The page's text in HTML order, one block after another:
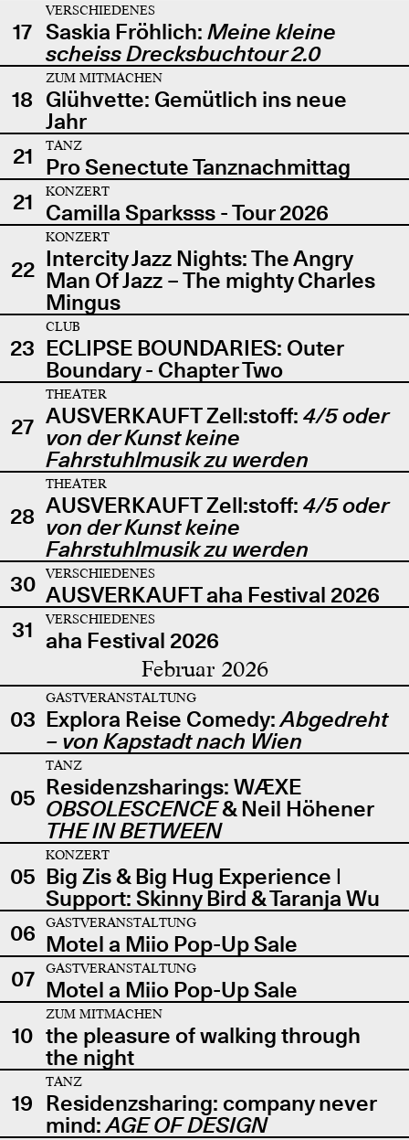
17
VERSCHIEDENES
Saskia Fröhlich: Meine kleine
scheiss Drecksbuchtour 2.0
18
ZUM MITMACHEN
Glühvette: Gemütlich ins neue
Jahr
21
TANZ
Pro Senectute Tanznachmittag
21
KONZERT
Camilla Sparksss - Tour 2026
22
KONZERT
Intercity Jazz Nights: The Angry
Man Of Jazz – The mighty Charles
Mingus
23
CLUB
ECLIPSE BOUNDARIES: Outer
Boundary - Chapter Two
27
THEATER
AUSVERKAUFT Zell:stoff: 4/5 oder
von der Kunst keine
Fahrstuhlmusik zu werden
28
THEATER
AUSVERKAUFT Zell:stoff: 4/5 oder
von der Kunst keine
Fahrstuhlmusik zu werden
30
VERSCHIEDENES
AUSVERKAUFT aha Festival 2026
31
VERSCHIEDENES
aha Festival 2026
Februar 2026
03
GASTVERANSTALTUNG
Explora Reise Comedy:Abgedreht
– von Kapstadt nach Wien
05
TANZ
Residenzsharings: WÆXE
OBSOLESCENCE& Neil Höhener
THE IN BETWEEN
05
KONZERT
Big Zis & Big Hug Experience |
Support: Skinny Bird & Taranja Wu
06
GASTVERANSTALTUNG
Motel a Miio Pop-Up Sale
07
GASTVERANSTALTUNG
Motel a Miio Pop-Up Sale
10
ZUM MITMACHEN
the pleasure of walking through
the night
19
TANZ
Residenzsharing: company never
mind:AGE OF DESIGN